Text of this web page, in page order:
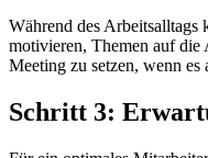
Während des Arbeitsalltags
motivieren, Themen auf die
Meeting zu setzen, wenn
Schritt 3: